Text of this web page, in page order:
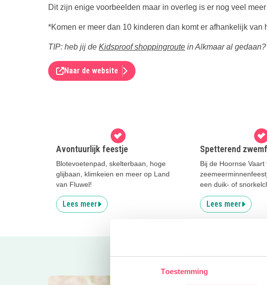
Toestemming
Dit zijn enige voorbeelden maar in overleg is er nog veel
*Komen er meer dan 10 kinderen dan komt er afhankelijk
TIP: heb jij de Kidsproof shoppingroute in Alkmaar al gedaan?
Naar de website
Avontuurlijk feestje
Blotevoetenpad, skelterbaan, hoge
glijbaan, klimkeien en meer op Land
van Fluwel!
Lees meer
Spetterend
Bij de Hoornse Vaart
een duik- of
Lees meer